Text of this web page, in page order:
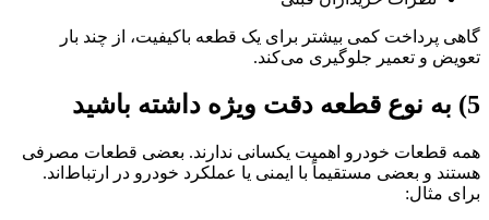
گاهی پرداخت کمی بیشتر برای یک قطعه باکیفیت، از چند بار
تعویض و تعمیر جلوگیری می‌کند.
5) به نوع قطعه دقت ویژه داشته باشید
همه قطعات خودرو اهمیت یکسانی ندارند. بعضی قطعات مصرفی
هستند و بعضی مستقیماً با ایمنی یا عملکرد خودرو در ارتباط‌اند.
برای مثال: